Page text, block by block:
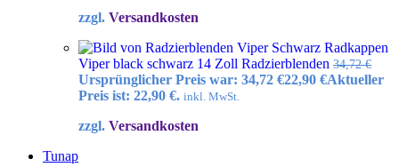
zzgl. Versandkosten
Radkappen
Viper black schwarz 14 Zoll Radzierblenden 34,72€
Ursprünglicher Preis war: 34,72 €22,90 €Aktueller
Preis ist: 22,90 €. inkl. MwSt.
zzgl. Versandkosten
Tunap